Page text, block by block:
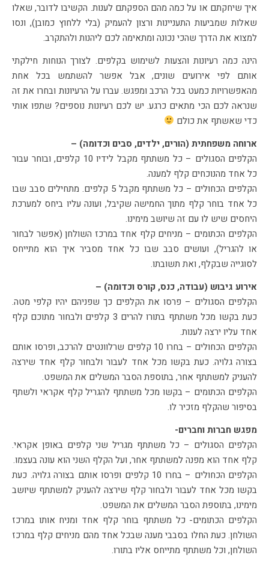
איך שיחקתם או על כמה מהם הספקתם לענות. הקשיבו לדובר, שאלו
שאלות שמביעות התעניינות ורצון להעמיק (בלי ללחוץ כמובן), ונסו
למצוא את הדרך שהכי נכונה ומתאימה לכם ליהנות ולהתקרב.
הינה כמה רעיונות והצעות לשימוש בקלפים. לצורך הנוחות חילקתי
אותם לפי אירועים שונים, אבל אפשר להשתמש בכל אחת
מהאפשרויות כמעט בכל הרכב ומפגש. עברו על הרעיונות ובחרו את זה
שנראה לכם הכי מתאים כרגע. יש לכם רעיונות נוספים? שתפו אותי
כדי שאשתף את כולם
ארוחה משפחתית (הורים, ילדים, סבים וכדומה) –
הקלפים הסגולים – כל משתתף מקבל לידיו 10 קלפים, ובוחר עבור
כל אחד מהנוכחים קלף למענה.
הקלפים הכחולים – כל משתתף מקבל 5 קלפים. מתחילים סבב שבו
כל אחד בוחר קלף מתוך החמישה שקיבל, ועונה עליו ביחס למערכת
היחסים שיש לו עם זה שיושב מימינו.
הקלפים הכתומים – מניחים קלף אחד במרכז השולחן (אפשר לבחור
או להגריל), ועושים סבב שבו כל אחד מסביר איך הוא מתייחס
לסוגייה שבקלף, ואת תשובתו.
אירוע גיבוש (עבודה, כנס, קורס וכדומה) –
הקלפים הסגולים – פרסו את הקלפים כך שפניהם יהיו קלפי מטה.
כעת בקשו מכל משתתף בתורו להרים 3 קלפים ולבחור מתוכם קלף
אחד עליו ירצה לענות.
הקלפים הכחולים – בחרו 10 קלפים שרלוונטים להרכב, ופרסו אותם
בצורה גלויה. כעת בקשו מכל אחד לעבור ולבחור קלף אחד שירצה
להעניק למשתתף אחר, בתוספת הסבר המשלים את המשפט.
הקלפים הכתומים – בקשו מכל משתתף להגריל קלף אקראי ולשתף
בסיפור שהקלף מזכיר לו.
מפגש חברות וחברים-
הקלפים הסגולים – כל משתתף מגריל שני קלפים באופן אקראי.
קלף אחד הוא מפנה למשתתף אחר, ועל הקלף השני הוא עונה בעצמו.
הקלפים הכחולים – בחרו 10 קלפים ופרסו אותם בצורה גלויה. כעת
בקשו מכל אחד לעבור ולבחור קלף שירצה להעניק למשתתף שיושב
מימינו, בתוספת הסבר המשלים את המשפט.
הקלפים הכתומים- כל משתתף בוחר קלף אחד ומניח אותו במרכז
השולחן. כעת החלו בסבבי מענה שבכל אחד מהם מניחים קלף במרכז
השולחן, וכל משתתף מתייחס אליו בתורו.